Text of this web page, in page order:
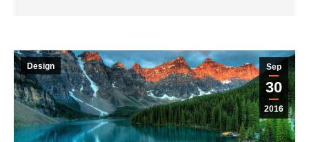
Sep
30
2016
Design